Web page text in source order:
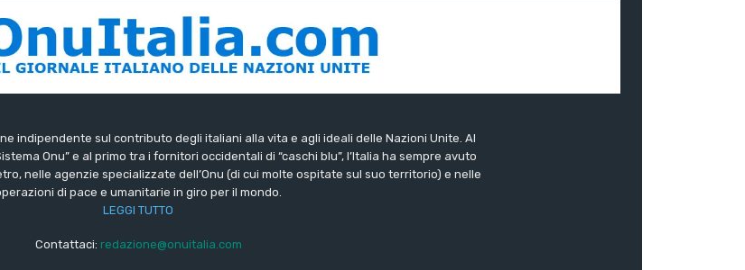
indipendente sul contributo degli italiani alla vita e agli ideali delle Nazioni Unite. Al
Onu” e al primo tra i fornitori occidentali di “caschi blu”, l’Italia ha sempre avuto
nelle agenzie specializzate dell’Onu (di cui molte ospitate sul suo territorio) e nelle
di pace e umanitarie in giro per il mondo.
LEGGI TUTTO
Contattaci: redazione@onuitalia.com